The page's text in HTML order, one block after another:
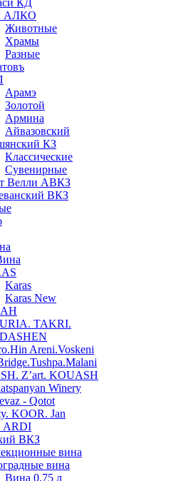
КД
АЛКО
Животные
Храмы
Разные
Арамэ
Золотой
Армина
Айвазовский
КЗ
Классические
Сувенирные
Велли АВКЗ
ВКЗ
Karas
Karas New
TAKRI.
Areni.Voskeni
Z’art. KOUASH
Winery
- Qotot
KOOR. Jan
ARDI
ВКЗ
вина
вина
Вина 0,75 л